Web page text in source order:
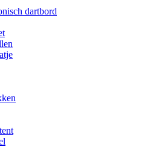
dartbord